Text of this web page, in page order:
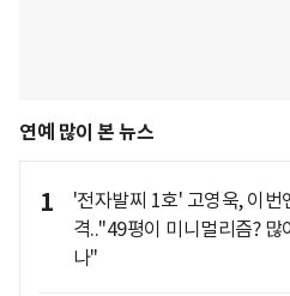
연예 많이 본 뉴스
1
'전자발찌 1호' 고영욱, 이번
격.."49평이 미니멀리즘? 많
나"